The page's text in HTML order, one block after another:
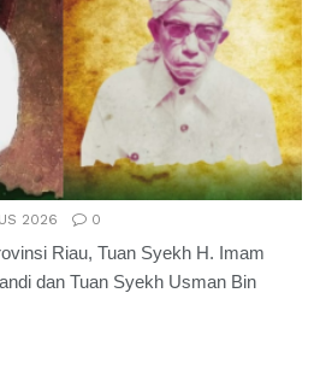
2026 0
Riau, Tuan Syekh H. Imam
dan Tuan Syekh Usman Bin